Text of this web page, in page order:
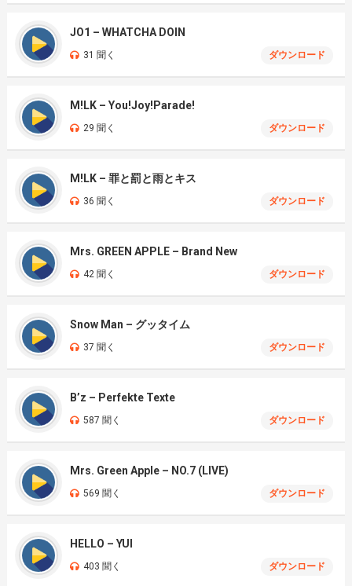
JO1 – WHATCHA DOIN
31 聞く ダウンロード
M!LK – You!Joy!Parade!
29 聞く ダウンロード
M!LK – 罪と罰と雨とキス
36 聞く ダウンロード
Mrs. GREEN APPLE – Brand New
42 聞く ダウンロード
Snow Man – グッタイム
37 聞く ダウンロード
B’z – Perfekte Texte
587 聞く ダウンロード
Mrs. Green Apple – NO.7 (LIVE)
569 聞く ダウンロード
HELLO – YUI
403 聞く ダウンロード